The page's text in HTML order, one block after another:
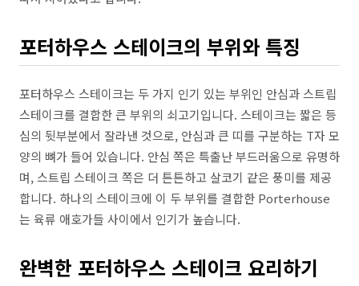
포터하우스 스테이크의 부위와 특징
포터하우스 스테이크는 두 가지 인기 있는 부위인 안심과 스트립
스테이크를 결합한 큰 부위의 쇠고기입니다. 스테이크는 짧은 등
심의 뒷부분에서 잘라낸 것으로, 안심과 큰 띠를 구분하는 T자 모
양의 뼈가 들어 있습니다. 안심 쪽은 특출난 부드러움으로 유명하
며, 스트립 스테이크 쪽은 더 튼튼하고 살코기 같은 풍미를 제공
합니다. 하나의 스테이크에 이 두 부위를 결합한 Porterhouse
는 육류 애호가들 사이에서 인기가 높습니다.
완벽한 포터하우스 스테이크 요리하기